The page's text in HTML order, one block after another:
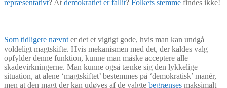
repræsentativt? At demokratiet er fallit? Folkets stemme findes ikke!
Som tidligere nævnter det et vigtigt gode, hvis man kan undgå
voldeligt magtskifte. Hvis mekanismen med det, der kaldes valg
opfylder denne funktion, kunne man måske acceptere alle
skadevirkningerne. Man kunne også tænke sig den lykkelige
situation, at alene ‘magtskiftet’ bestemmes på ‘demokratisk’ manér,
men at den magt der kan udøves af de valgte begrænses maksimalt